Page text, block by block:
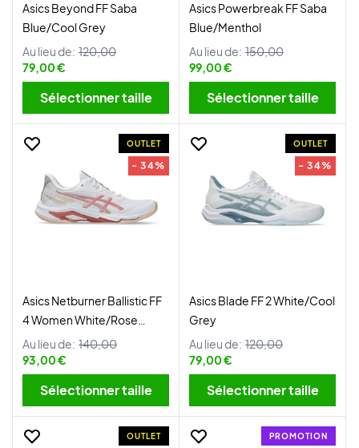
Asics Beyond FF Saba
Blue/Cool Grey
Au lieu de: 120,00
79,00 €
Sélectionner taille
Asics Powerbreak FF Saba
Blue/Menthol
Au lieu de: 150,00
99,00 €
Sélectionner taille
OUTLET
- 34%
Asics Netburner Ballistic FF
4 Women White/Rose
Rouge
Au lieu de: 140,00
93,00 €
Sélectionner taille
OUTLET
- 34%
Asics Blade FF 2 White/Cool
Grey
Au lieu de: 120,00
79,00 €
Sélectionner taille
OUTLET PROMOTION